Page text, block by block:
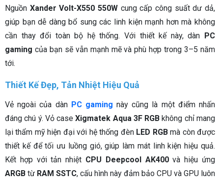
Nguồn Xander Volt-X550 550W cung cấp công suất dư dả,
giúp bạn dễ dàng bổ sung các linh kiện mạnh hơn mà không
cần thay đổi toàn bộ hệ thống. Với thiết kế này, dàn
PC
gaming của bạn sẽ vẫn mạnh mẽ và phù hợp trong 3–5 năm
tới.
Thiết Kế Đẹp, Tản Nhiệt Hiệu Quả
Vẻ ngoài của dàn PC gaming này cũng là một điểm nhấn
đáng chú ý. Vỏ caseXigmatek Aqua 3F RGB không chỉ mang
lại thẩm mỹ hiện đại với hệ thống đèn LED RGBmà còn được
thiết kế để tối ưu luồng gió, giúp làm mát linh kiện hiệu quả.
Kết hợp với tản nhiệt CPU Deepcool AK400và hiệu ứng
ARGB từ RAM SSTC, cấu hình này đảm bảo CPU và GPU luôn